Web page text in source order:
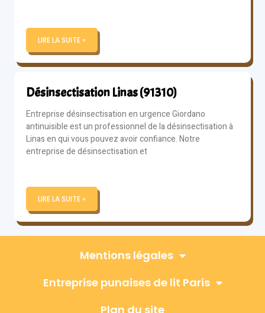
LIRE LA SUITE »
Désinsectisation Linas (91310)
Entreprise désinsectisation en urgence Giordano
antinuisible est un professionnel de la désinsectisation à
Linas en qui vous pouvez avoir confiance. Notre
entreprise de désinsectisation et
LIRE LA SUITE »
Mentions légales
Entreprise punaises de lit Paris
Plan du site